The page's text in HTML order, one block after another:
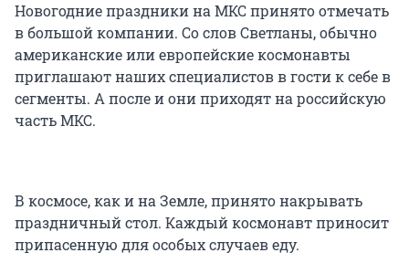
Новогодние праздники на МКС принято отмечать
в большой компании. Со слов Светланы, обычно
американские или европейские космонавты
приглашают наших специалистов в гости к себе в
сегменты. А после и они приходят на российскую
часть МКС.
В космосе, как и на Земле, принято накрывать
праздничный стол. Каждый космонавт приносит
припасенную для особых случаев еду.